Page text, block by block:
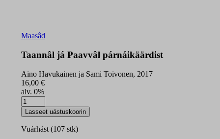
Maasâd
Taannâl já Paavvâl párnáikäärdist
Aino Havukainen ja Sami Toivonen, 2017
16,00 €
alv. 0%
Taannâl
já
Paavvâl
párnáikäärdist
Lasseet uástuskoorin
Vuárhást (107 stk)